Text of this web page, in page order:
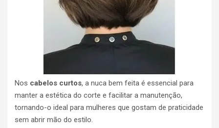
Nos cabelos curtos, a nuca bem feita é essencial para
manter a estética do corte e facilitar a manutenção,
tornando-o ideal para mulheres que gostam de praticidade
sem abrir mão do estilo.